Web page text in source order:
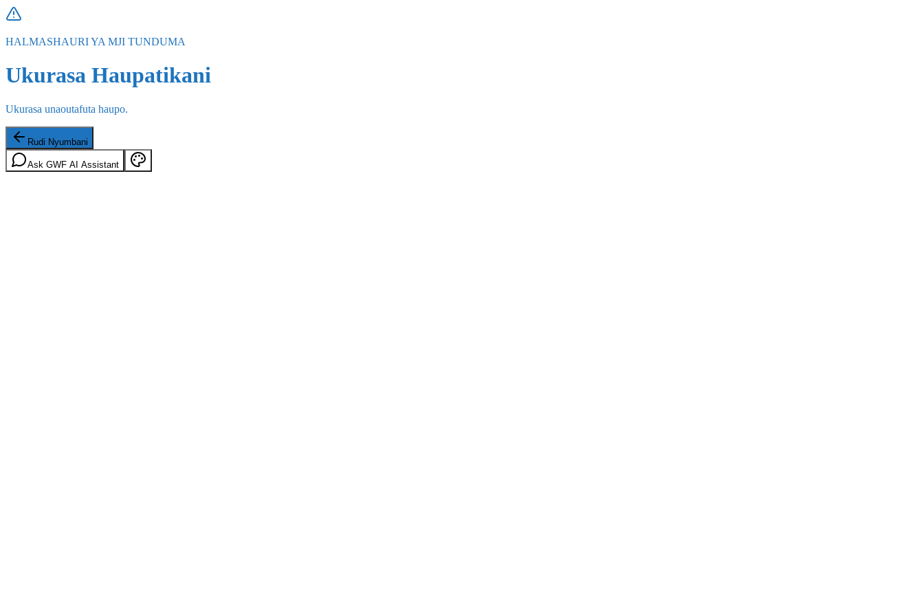
HALMASHAURI YA MJI TUNDUMA
Ukurasa Haupatikani
Ukurasa unaoutafuta haupo.
Rudi Nyumbani
Ask GWF AI Assistant